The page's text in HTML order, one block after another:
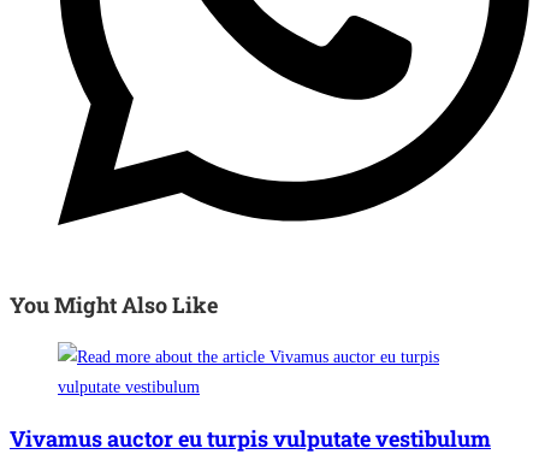
You Might Also Like
Vivamus auctor eu turpis vulputate vestibulum